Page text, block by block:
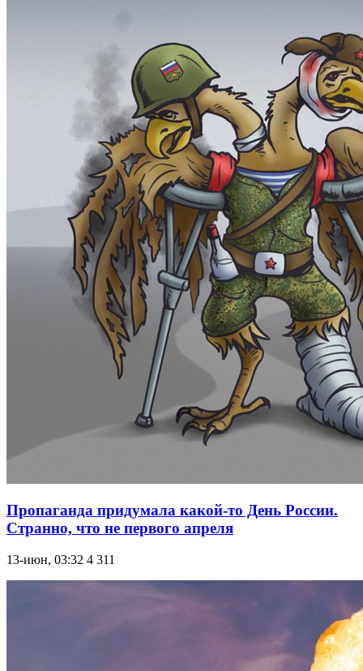
Пропаганда придумала какой-то День России.
Странно, что не первого апреля
13-июн, 03:32 4 311